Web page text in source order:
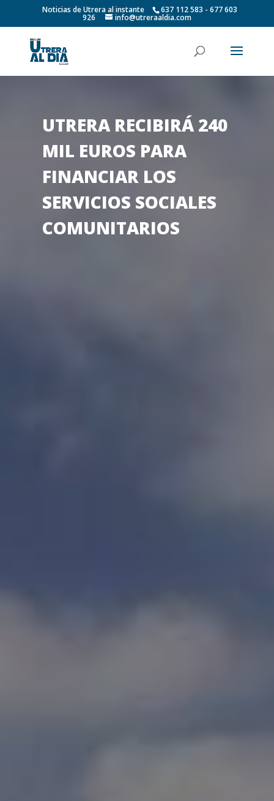
Noticias de Utrera al instante 637 112 583 - 677 603
926 info@utreraaldia.com
UTRERA RECIBIRÁ 240
MIL EUROS PARA
FINANCIAR LOS
SERVICIOS SOCIALES
COMUNITARIOS